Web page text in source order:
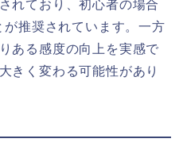
れており、初心者の場合
推奨されています。一方
ある感度の向上を実感で
きく変わる可能性があり